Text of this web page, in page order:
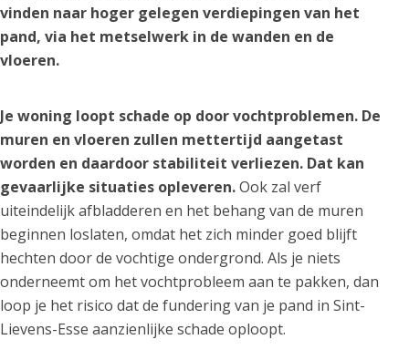
vinden naar hoger gelegen verdiepingen van het
pand, via het metselwerk in de wanden en de
vloeren.
Je woning loopt schade op door vochtproblemen. De
muren en vloeren zullen mettertijd aangetast
worden en daardoor stabiliteit verliezen. Dat kan
gevaarlijke situaties opleveren.Ook zal verf
uiteindelijk afbladderen en het behang van de muren
beginnen loslaten, omdat het zich minder goed blijft
hechten door de vochtige ondergrond. Als je niets
onderneemt om het vochtprobleem aan te pakken, dan
loop je het risico dat de fundering van je pand in Sint-
Lievens-Esse aanzienlijke schade oploopt.